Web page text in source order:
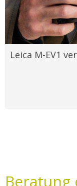
Leica M-EV1
Beratung